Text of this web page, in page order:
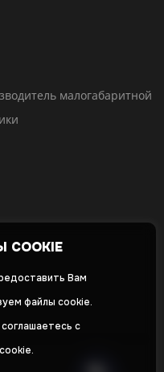
малогабаритной
Вам
файлы cookie.
с